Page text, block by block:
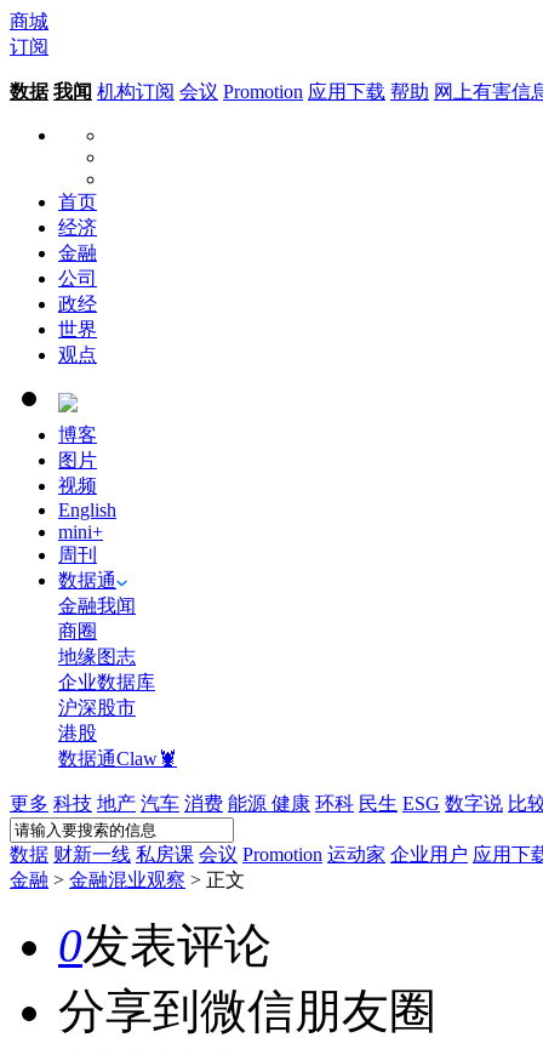
商城
订阅
数据 我闻 机构订阅 会议 Promotion 应用下载 帮助 网上有害信
首页
经济
金融
公司
政经
世界
观点
博客
图片
视频
English
mini+
周刊
数据通
金融我闻
商圈
地缘图志
企业数据库
沪深股市
港股
数据通Claw🦞
更多 科技 地产 汽车 消费 能源 健康 环科 民生 ESG 数字说 比
数据 财新一线 私房课 会议 Promotion 运动家 企业用户 应用下
金融 > 金融混业观察 > 正文
0发表评论
分享到微信朋友圈